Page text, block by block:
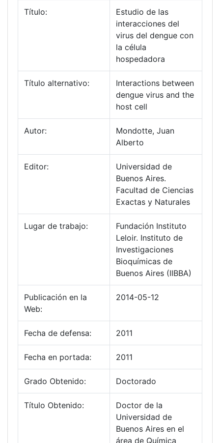
Título:
Estudio de las
interacciones del
virus del dengue con
la célula
hospedadora
Título alternativo:
Interactions between
dengue virus and the
host cell
Autor:
Mondotte, Juan
Alberto
Editor:
Universidad de
Buenos Aires.
Facultad de Ciencias
Exactas y Naturales
Lugar de trabajo:
Fundación Instituto
Leloir. Instituto de
Investigaciones
Bioquímicas de
Buenos Aires (IIBBA)
Publicación en la
Web:
2014-05-12
Fecha de defensa: 2011
Fecha en portada: 2011
Grado Obtenido: Doctorado
Título Obtenido:
Doctor de la
Universidad de
Buenos Aires en el
área de Química